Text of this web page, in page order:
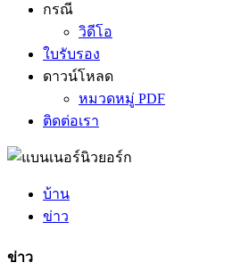
กรณี
วิดีโอ
ใบรับรอง
ดาวน์โหลด
หมวดหมู่ PDF
ติดต่อเรา
บ้าน
ข่าว
ข่าว